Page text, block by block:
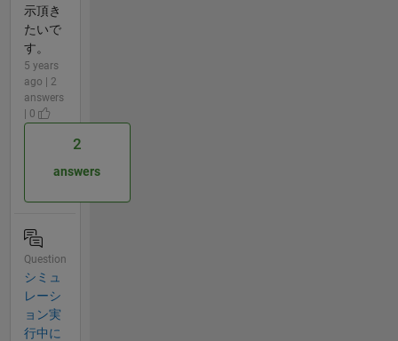
示頂き
たいで
す。
5 years
ago | 2
answers
| 0
2
answers
Question
シミュ
レーシ
ョン実
行中に